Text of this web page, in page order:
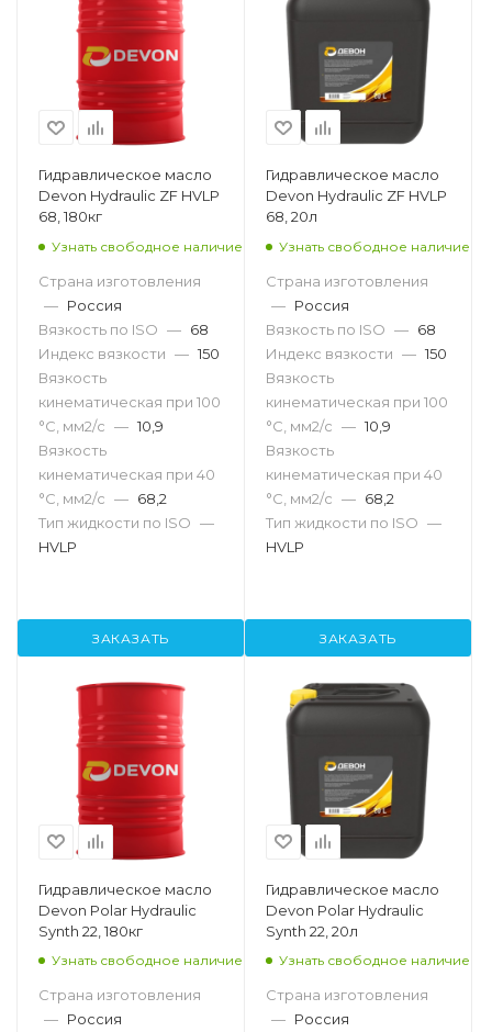
Гидравлическое масло
Devon Hydraulic ZF HVLP
68, 180кг
Узнать свободное наличие
Страна изготовления
— Россия
Вязкость по ISO — 68
Индекс вязкости — 150
Вязкость
кинематическая при 100
°С, мм2/с — 10,9
Вязкость
кинематическая при 40
°С, мм2/с — 68,2
Тип жидкости по ISO —
HVLP
ЗАКАЗАТЬ
Гидравлическое масло
Devon Hydraulic ZF HVLP
68, 20л
Узнать свободное наличие
Страна изготовления
— Россия
Вязкость по ISO — 68
Индекс вязкости — 150
Вязкость
кинематическая при 100
°С, мм2/с — 10,9
Вязкость
кинематическая при 40
°С, мм2/с — 68,2
Тип жидкости по ISO —
HVLP
ЗАКАЗАТЬ
Гидравлическое масло
Devon Polar Hydraulic
Synth 22, 180кг
Узнать свободное наличие
Страна изготовления
— Россия
Гидравлическое масло
Devon Polar Hydraulic
Synth 22, 20л
Узнать свободное наличие
Страна изготовления
— Россия